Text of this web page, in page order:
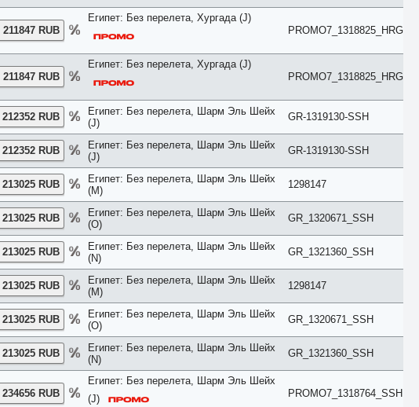
Economy
Elegance
Family
First Floor
Garden
Golf
Ground Floor
Harbour
Honeymoon
Imperial
Jacuzzi
Jungle View
Junior Suite
King/Twin
Lagoon
Lake
Lake House
Land
Loft
Lounge
Luxe
Luxury
211847 RUB
Египет: Без перелета, Хургада (J)
PROMO7_1318825_HRG
211847 RUB
Египет: Без перелета, Хургада (J)
PROMO7_1318825_HRG
212352 RUB
Египет: Без перелета, Шарм Эль Шейх
(J)
GR-1319130-SSH
212352 RUB
Египет: Без перелета, Шарм Эль Шейх
(J)
GR-1319130-SSH
213025 RUB
Египет: Без перелета, Шарм Эль Шейх
(M)
1298147
213025 RUB
Египет: Без перелета, Шарм Эль Шейх
(O)
GR_1320671_SSH
213025 RUB
Египет: Без перелета, Шарм Эль Шейх
(N)
GR_1321360_SSH
213025 RUB
Египет: Без перелета, Шарм Эль Шейх
(M)
1298147
213025 RUB
Египет: Без перелета, Шарм Эль Шейх
(O)
GR_1320671_SSH
213025 RUB
Египет: Без перелета, Шарм Эль Шейх
(N)
GR_1321360_SSH
234656 RUB
Египет: Без перелета, Шарм Эль Шейх
(J)
PROMO7_1318764_SSH